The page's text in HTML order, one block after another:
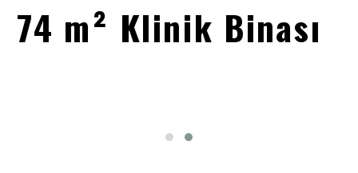
74 m² Klinik Binası